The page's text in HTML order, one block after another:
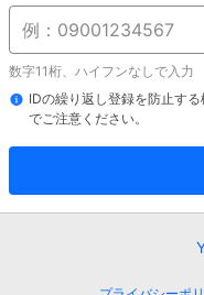
数字11桁、ハイフンなしで入力
IDの繰り返し登録を防止す
でご注意ください。